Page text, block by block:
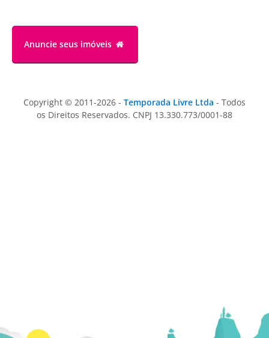
Anuncie seus imóveis
Copyright © 2011-2026 - Temporada Livre Ltda - Todos
os Direitos Reservados. CNPJ 13.330.773/0001-88